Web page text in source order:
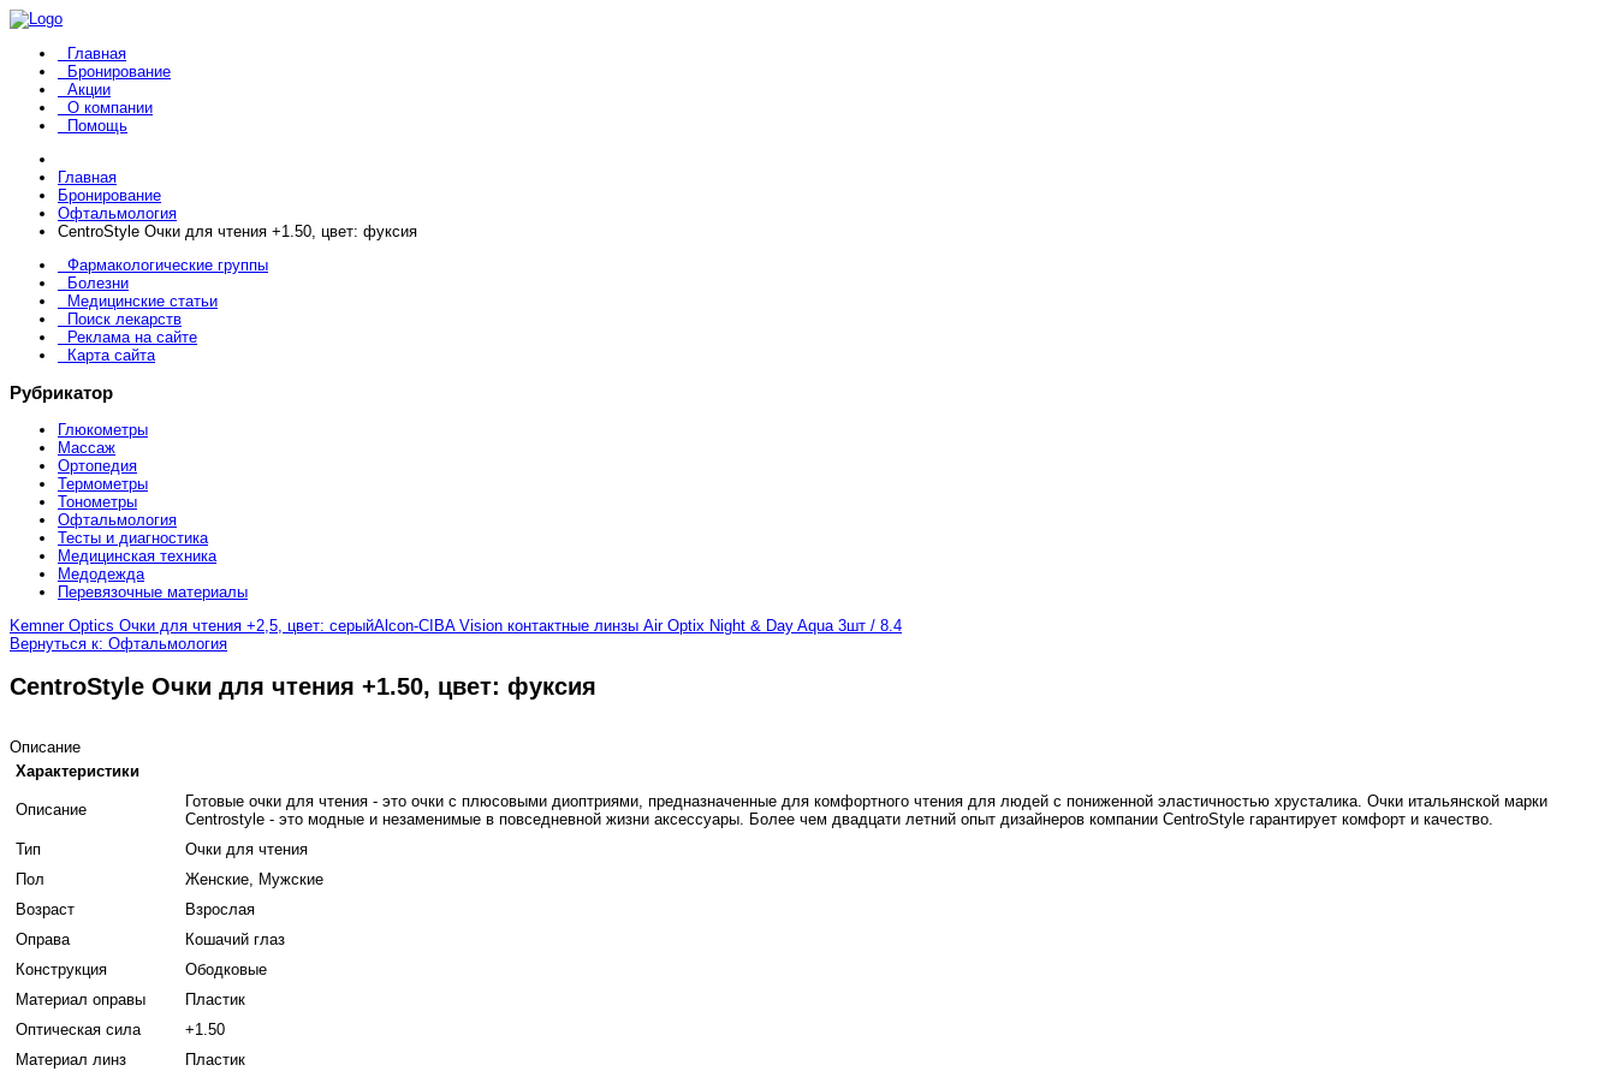
Главная
Бронирование
Акции
О компании
Помощь
Главная
Бронирование
Офтальмология
CentroStyle Очки для чтения +1.50, цвет: фуксия
Фармакологические группы
Болезни
Медицинские статьи
Поиск лекарств
Реклама на сайте
Карта сайта
Рубрикатор
Глюкометры
Массаж
Ортопедия
Термометры
Тонометры
Офтальмология
Тесты и диагностика
Медицинская техника
Медодежда
Перевязочные материалы
Kemner Optics Очки для чтения +2,5, цвет: серыйAlcon-CIBA Vision контактные линзы Air Optix Night & Day Aqua 3шт / 8.4
Вернуться к: Офтальмология
CentroStyle Очки для чтения +1.50, цвет: фуксия
Описание
Характеристики
Описание
Готовые очки для чтения - это очки с плюсовыми диоптриями, предназначенные для комфортного чтения для людей с пониженной эластичностью хрусталика. Очки итальянской марки
Centrostyle - это модные и незаменимые в повседневной жизни аксессуары. Более чем двадцати летний опыт дизайнеров компании CentroStyle гарантирует комфорт и качество.
Тип
Очки для чтения
Пол
Женские, Мужские
Возраст
Взрослая
Оправа
Кошачий глаз
Конструкция
Ободковые
Материал оправы
Пластик
Оптическая сила
+1.50
Материал линз
Пластик